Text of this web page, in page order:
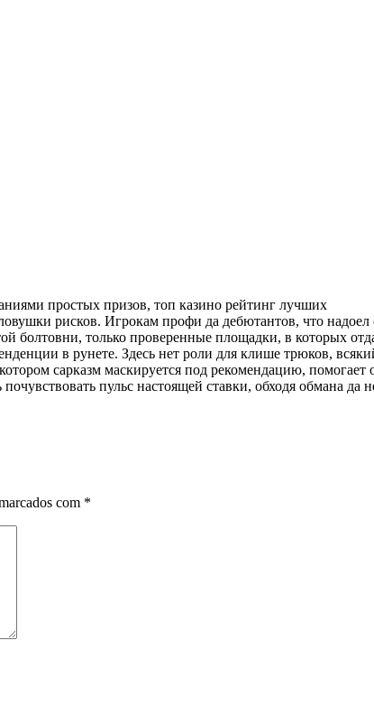
простых призов, топ казино рейтинг лучших
рисков. Игрокам профи да дебютантов, что
болтовни, только проверенные площадки, в которых
в рунете. Здесь нет роли для клише трюков,
сарказм маскируется под рекомендацию, помогает
пульс настоящей ставки, обходя обмана
com *